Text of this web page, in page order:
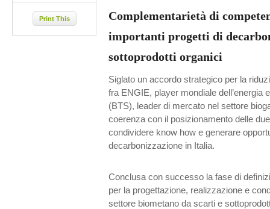
Complementarietà di
importanti progetti di
sottoprodotti organici
Siglato un accordo strategico per la
fra ENGIE, player mondiale dell’energia
(BTS), leader di mercato nel settore
coerenza con il posizionamento delle
condividere know how e generare
decarbonizzazione in Italia.
Conclusa con successo la fase di
per la progettazione, realizzazione e
settore biometano da scarti e
Print This